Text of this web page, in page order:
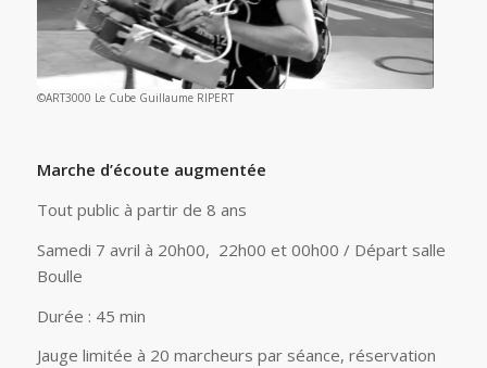
©ART3000 Le Cube Guillaume RIPERT
Marche d’écoute augmentée
Tout public à partir de 8 ans
Samedi 7 avril à 20h00, 22h00 et 00h00 / Départ salle
Boulle
Durée : 45 min
Jauge limitée à 20 marcheurs par séance, réservation